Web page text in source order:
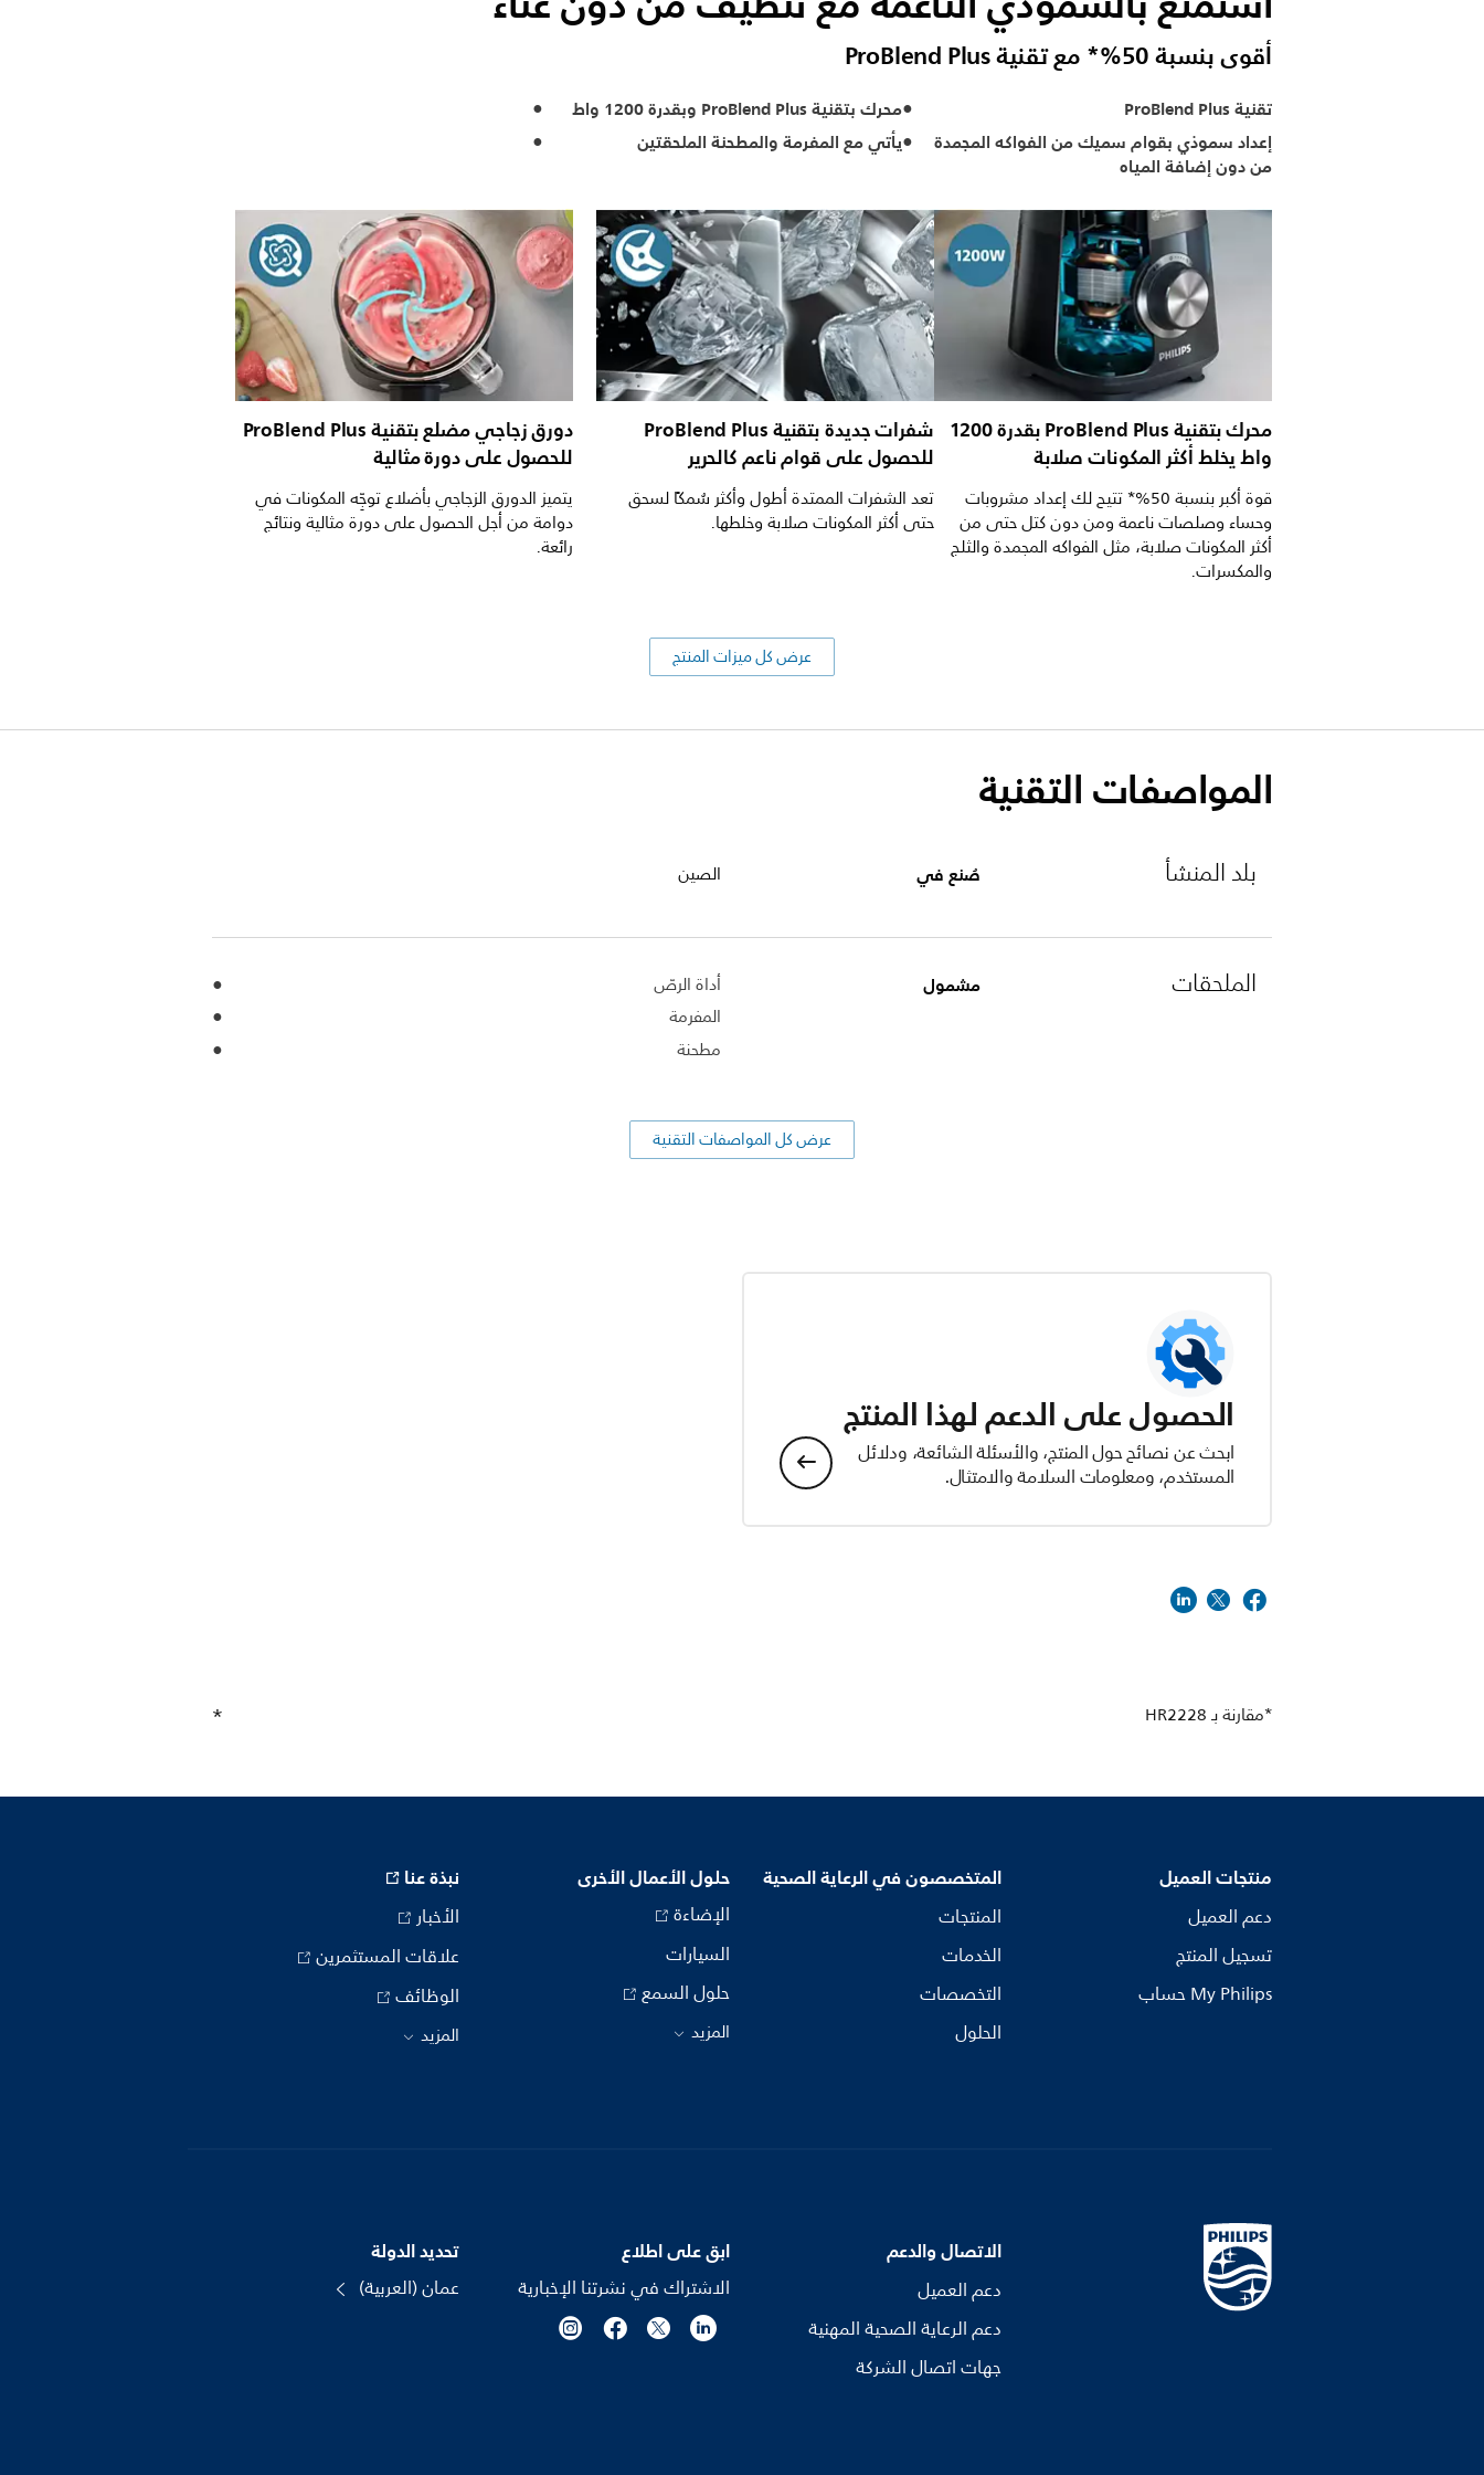
أقوى بنسبة 50%* مع تقنية ProBlend Plus
تقنية ProBlend Plus
محرك بتقنية ProBlend Plus وبقدرة 1200 واط
إعداد سموذي بقوام سميك من الفواكه المجمدة
من دون إضافة المياه
يأتي مع المفرمة والمطحنة الملحقتين
محرك بتقنية ProBlend Plus بقدرة 1200
واط يخلط أكثر المكونات صلابة
قوة أكبر بنسبة 50%* تتيح لك إعداد مشروبات
وحساء وصلصات ناعمة ومن دون كتل حتى من
أكثر المكونات صلابة، مثل الفواكه المجمدة والثلج
والمكسرات.
شفرات جديدة بتقنية ProBlend Plus
للحصول على قوام ناعم كالحرير
تعد الشفرات الممتدة أطول وأكثر سُمكًا لسحق
حتى أكثر المكونات صلابة وخلطها.
دورق زجاجي مضلع بتقنية ProBlend Plus
للحصول على دورة مثالية
يتميز الدورق الزجاجي بأضلاع توجِّه المكونات في
دوامة من أجل الحصول على دورة مثالية ونتائج
رائعة.
عرض كل ميزات المنتج
المواصفات التقنية
بلد المنشأ صُنع في الصين
الملحقات مشمول
أداة الرصّ
المفرمة
مطحنة
عرض كل المواصفات التقنية
الحصول على الدعم لهذا المنتج
ابحث عن نصائح حول المنتج، والأسئلة الشائعة، ودلائل
المستخدم، ومعلومات السلامة والامتثال.
*مقارنة بـ HR2228
منتجات العميل
دعم العميل
تسجيل المنتج
My Philips حساب
المتخصصون في الرعاية الصحية
المنتجات
الخدمات
التخصصات
الحلول
حلول الأعمال الأخرى
الإضاءة
السيارات
حلول السمع
المزيد
نبذة عنا
الأخبار
علاقات المستثمرين
الوظائف
المزيد
الاتصال والدعم
دعم العميل
دعم الرعاية الصحية المهنية
جهات اتصال الشركة
ابق على اطلاع
الاشتراك في نشرتنا الإخبارية
تحديد الدولة
عمان (العربية)